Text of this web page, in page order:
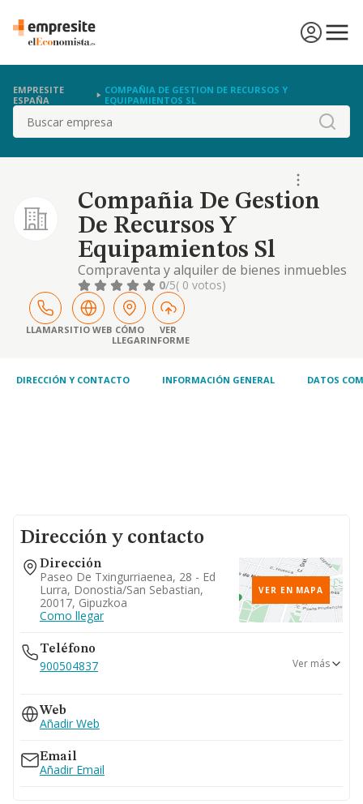
EMPRESITE
ESPAÑA
COMPAÑIA DE GESTION DE RECURSOS Y
EQUIPAMIENTOS SL
Buscar
Compañia De Gestion
De Recursos Y
Equipamientos Sl
Compraventa y alquiler de bienes inmuebles
y equipamientos complementarios
0/5( 0 votos)
LLAMARSITIO WEB CÓMO
LLEGAR
VER
INFORME
DIRECCIÓN Y CONTACTO INFORMACIÓN GENERAL DATOS
Dirección y contacto
Dirección
Paseo De Txingurriaenea, 28 - Ed
Lurra, Donostia/san Sebastian,
20017, Gipuzkoa
Como llegar
VER EN MAPA
Teléfono
900504837
944234306
944245656
944235139
Ver más
Web
Añadir Web
Email
Añadir Email